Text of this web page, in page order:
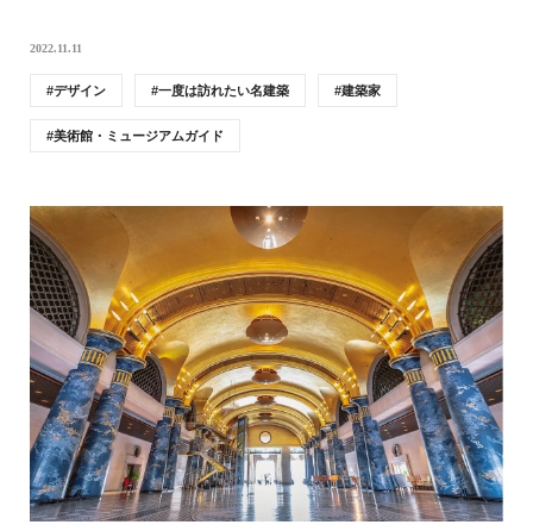
2022.11.11
デザイン 一度は訪れたい名建築 建築家
美術館・ミュージアムガイド